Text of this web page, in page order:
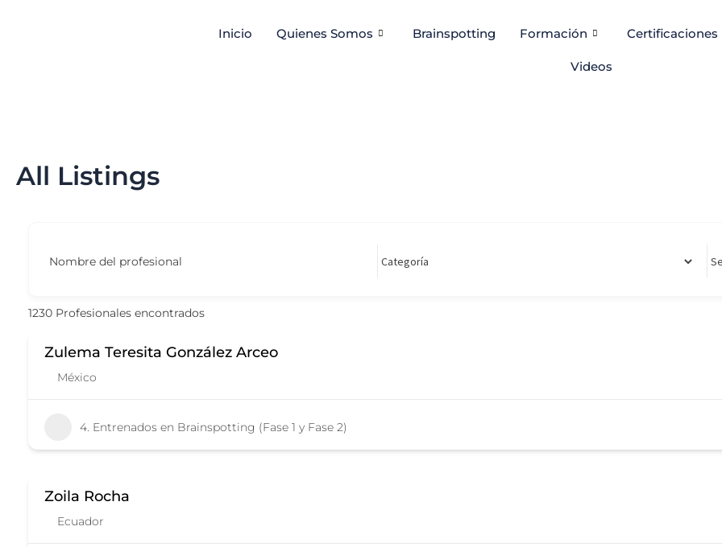
Inicio Quienes Somos Brainspotting Formación Certificaciones
Videos
All Listings
Nombre del profesional
1230 Profesionales encontrados
Zulema Teresita González Arceo
México
4. Entrenados en Brainspotting (Fase 1 y Fase 2)
Zoila Rocha
Ecuador